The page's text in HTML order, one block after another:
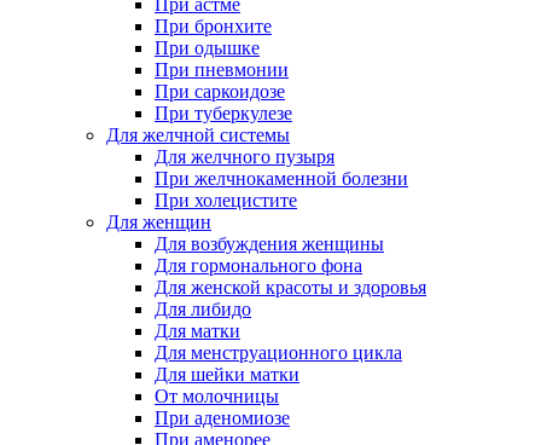
При астме
При бронхите
При одышке
При пневмонии
При саркоидозе
При туберкулезе
Для желчной системы
Для желчного пузыря
При желчнокаменной болезни
При холецистите
Для женщин
Для возбуждения женщины
Для гормонального фона
Для женской красоты и здоровья
Для либидо
Для матки
Для менструационного цикла
Для шейки матки
От молочницы
При аденомиозе
При аменорее